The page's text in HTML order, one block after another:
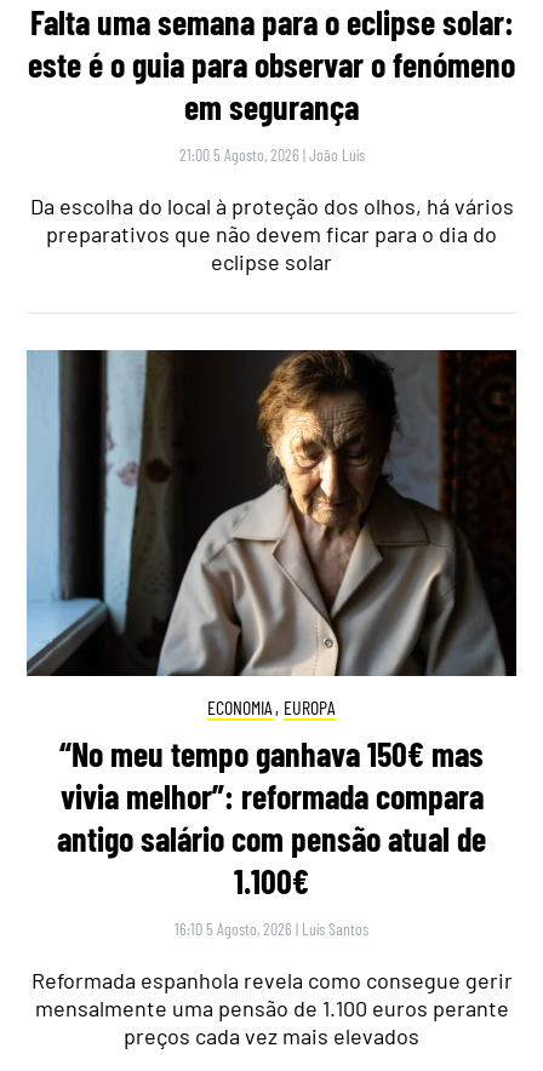
Falta uma semana para o eclipse solar:
este é o guia para observar o fenómeno
em segurança
21:00 5 Agosto, 2026 |João Luís
Da escolha do local à proteção dos olhos, há vários
preparativos que não devem ficar para o dia do
eclipse solar
ECONOMIA , EUROPA
“No meu tempo ganhava 150€ mas
vivia melhor”: reformada compara
antigo salário com pensão atual de
1.100€
16:10 5 Agosto, 2026 | Luís Santos
Reformada espanhola revela como consegue gerir
mensalmente uma pensão de 1.100 euros perante
preços cada vez mais elevados